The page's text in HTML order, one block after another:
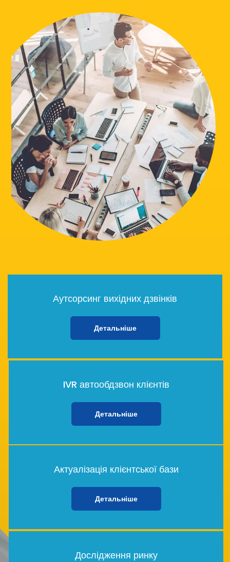
Аутсорсинг вихідних дзвінків
Детальніше
IVR автообдзвон клієнтів
Детальніше
Актуалізація клієнтської бази
Детальніше
Дослідження ринку